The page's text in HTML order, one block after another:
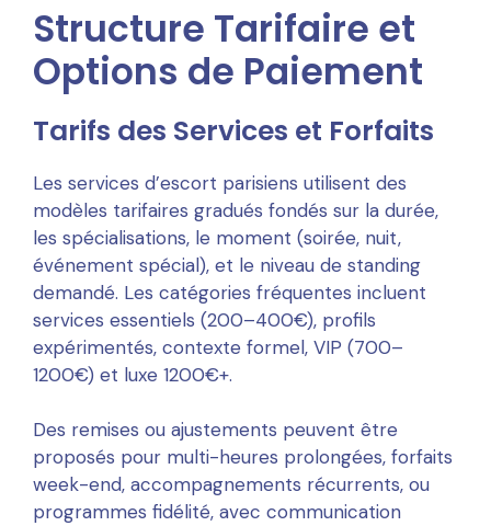
Structure Tarifaire et
Options de Paiement
Tarifs des Services et Forfaits
Les services d’escort parisiens utilisent des
modèles tarifaires gradués fondés sur la durée,
les spécialisations, le moment (soirée, nuit,
événement spécial), et le niveau de standing
demandé. Les catégories fréquentes incluent
services essentiels (200–400€), profils
expérimentés, contexte formel, VIP (700–
1200€) et luxe 1200€+.
Des remises ou ajustements peuvent être
proposés pour multi-heures prolongées, forfaits
week-end, accompagnements récurrents, ou
programmes fidélité, avec communication